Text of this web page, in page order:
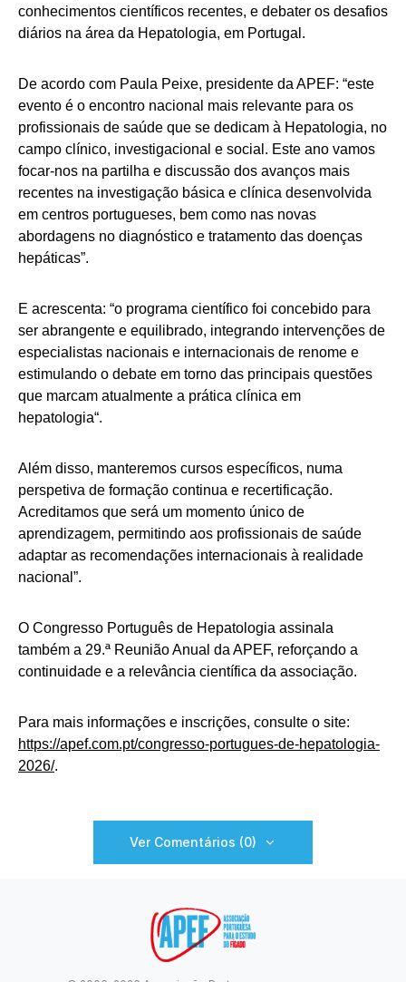
conhecimentos científicos recentes, e debater os desafios
diários na área da Hepatologia, em Portugal.
De acordo com Paula Peixe, presidente da APEF: “este
evento é o encontro nacional mais relevante para os
profissionais de saúde que se dedicam à Hepatologia, no
campo clínico, investigacional e social. Este ano vamos
focar-nos na partilha e discussão dos avanços mais
recentes na investigação básica e clínica desenvolvida
em centros portugueses, bem como nas novas
abordagens no diagnóstico e tratamento das doenças
hepáticas”.
E acrescenta: “o programa científico foi concebido para
ser abrangente e equilibrado, integrando intervenções de
especialistas nacionais e internacionais de renome e
estimulando o debate em torno das principais questões
que marcam atualmente a prática clínica em
hepatologia“.
Além disso, manteremos cursos específicos, numa
perspetiva de formação continua e recertificação.
Acreditamos que será um momento único de
aprendizagem, permitindo aos profissionais de saúde
adaptar as recomendações internacionais à realidade
nacional”.
O Congresso Português de Hepatologia assinala
também a 29.ª Reunião Anual da APEF, reforçando a
continuidade e a relevância científica da associação.
Para mais informações e inscrições, consulte o site:
https://apef.com.pt/congresso-portugues-de-hepatologia-
2026/.
Ver Comentários (0)